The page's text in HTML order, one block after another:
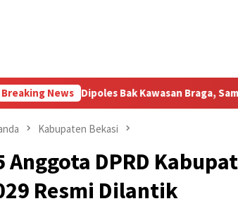
Breaking News
Dipoles Bak Kawasan Braga, Sampah Pedagang
Kabupaten Bekasi
Anggota DPRD
Resmi Dilantik